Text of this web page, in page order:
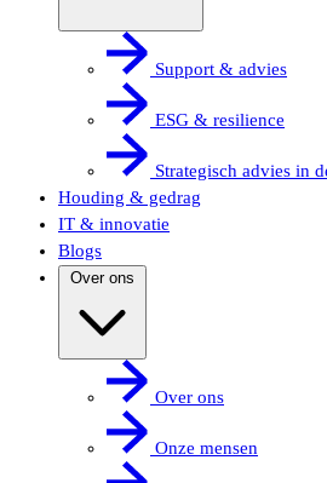
Support & advies
ESG & resilience
Strategisch advies in
Houding & gedrag
IT & innovatie
Blogs
Over ons
Over ons
Onze mensen